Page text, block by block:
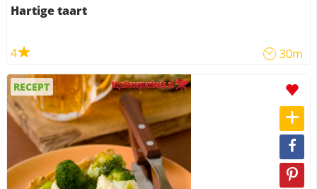
Hartige taart
4 30m
RECEPT